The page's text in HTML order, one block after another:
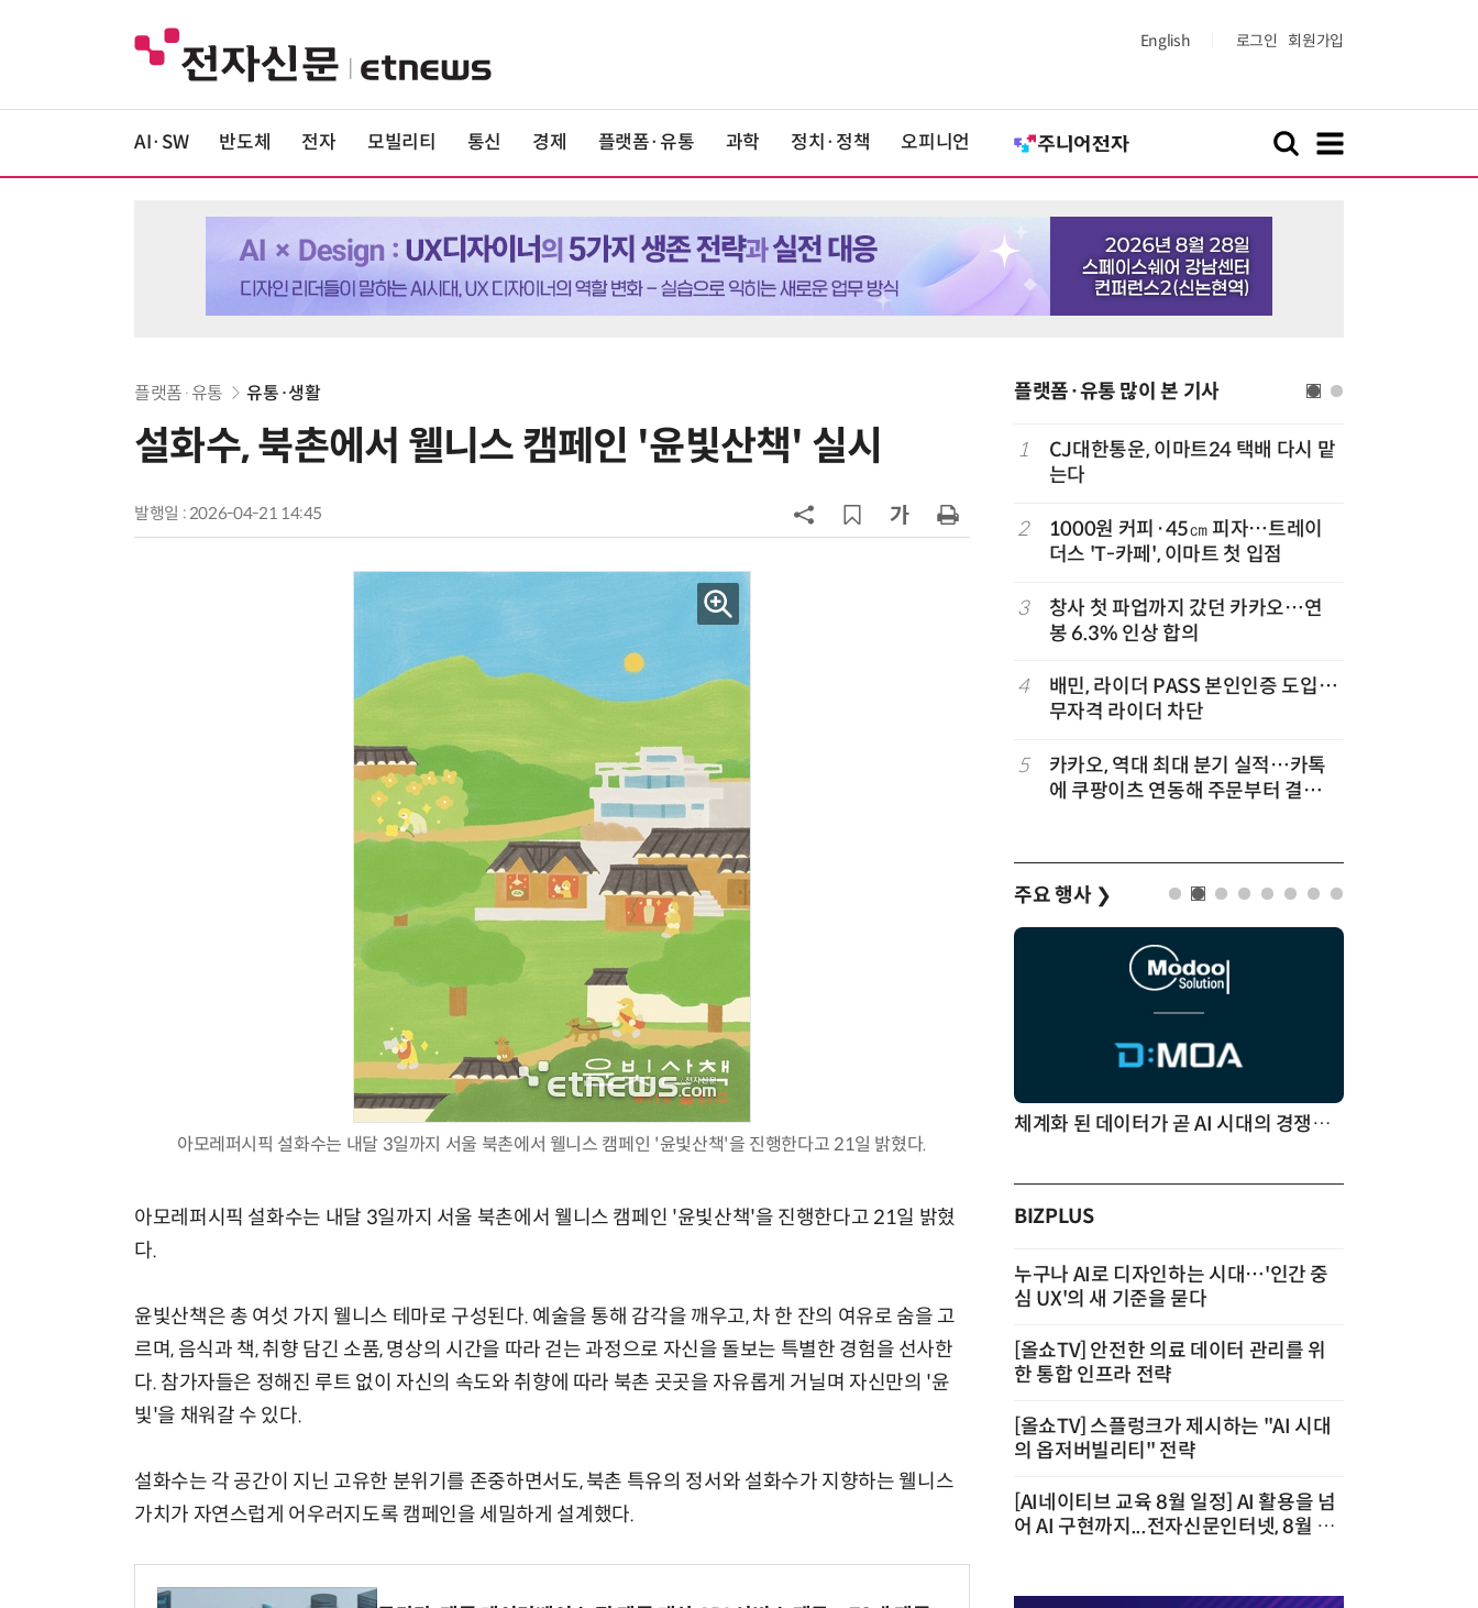
English 로그인 회원가입
AI·SW 반도체 전자 모빌리티 통신 경제 플랫폼·유통 과학 정치·정책 오피니언
플랫폼·유통 유통·생활
설화수, 북촌에서 웰니스 캠페인 '윤빛산책' 실시
발행일 : 2026-04-21 14:45
아모레퍼시픽 설화수는 내달 3일까지 서울 북촌에서 웰니스 캠페인 '윤빛산책'을 진행한다고 21일 밝혔다.
아모레퍼시픽 설화수는 내달 3일까지 서울 북촌에서 웰니스 캠페인 '윤빛산책'을 진행한다고 21일 밝혔
다.
윤빛산책은 총 여섯 가지 웰니스 테마로 구성된다. 예술을 통해 감각을 깨우고, 차 한 잔의 여유로 숨을 고
르며, 음식과 책, 취향 담긴 소품, 명상의 시간을 따라 걷는 과정으로 자신을 돌보는 특별한 경험을 선사한
다. 참가자들은 정해진 루트 없이 자신의 속도와 취향에 따라 북촌 곳곳을 자유롭게 거닐며 자신만의 '윤
빛'을 채워갈 수 있다.
설화수는 각 공간이 지닌 고유한 분위기를 존중하면서도, 북촌 특유의 정서와 설화수가 지향하는 웰니스
가치가 자연스럽게 어우러지도록 캠페인을 세밀하게 설계했다.
플랫폼·유통 많이 본 기사
6
쿠팡Inc, 상반기 영업적자 1.2조 육
[뉴스줌인] 쿠팡Inc, 2분기 '어닝쇼
회복”
“쿠팡, 7월 결제액 6조1100억 '역대
최대'…쿠팡이츠도 신기록”
네이버, 2분기 매출 3조3888억원…
10 롯데百, 잠실서 첫 '서머마켓' 개최…
포켓몬 별빛낙원 꾸린다
1
CJ대한통운, 이마트24 택배 다시 맡
는다
2
1000원 커피·45㎝ 피자…트레이
더스 'T-카페', 이마트 첫 입점
3
창사 첫 파업까지 갔던 카카오…연
봉 6.3% 인상 합의
4
배민, 라이더 PASS 본인인증 도입…
무자격 라이더 차단
5
카카오, 역대 최대 분기 실적…카톡
에 쿠팡이츠 연동해 주문부터 결제까
주요 행사 ❯
AI Native Enterprise를 지원하는 AI Ready Data 플랫폼 활용 전략 체계화 된 데이터가 곧 AI 시대의 경쟁력이다
BIZPLUS
누구나 AI로 디자인하는 시대…'인간 중
심 UX'의 새 기준을 묻다
[올쇼TV] 안전한 의료 데이터 관리를 위
한 통합 인프라 전략
[올쇼TV] 스플렁크가 제시하는 "AI 시대
의 옵저버빌리티" 전략
[AI네이티브 교육 8월 일정] AI 활용을 넘
어 AI 구현까지...전자신문인터넷, 8월 실